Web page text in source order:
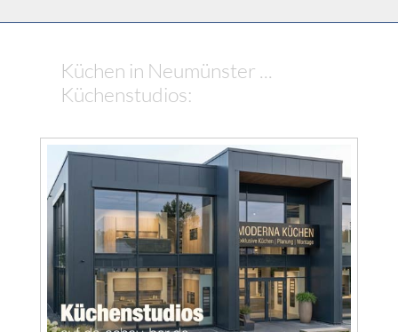
Küchen in Neumünster ...
Küchenstudios: